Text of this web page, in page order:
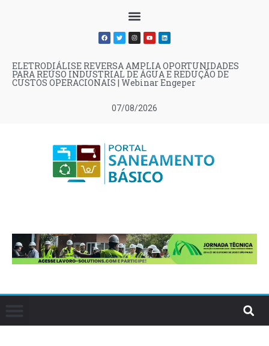
07/08/2026
ELETRODIÁLISE REVERSA AMPLIA OPORTUNIDADES
PARA REÚSO INDUSTRIAL DE ÁGUA E REDUÇÃO DE
CUSTOS OPERACIONAIS | Webinar Engeper